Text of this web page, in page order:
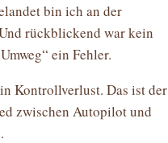
bin ich an der
rückblickend war kein
ein Fehler.
Kontrollverlust. Das ist der
zwischen Autopilot und